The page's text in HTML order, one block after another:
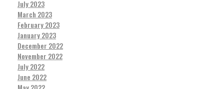
July 2023
March 2023
February 2023
January 2023
December 2022
November 2022
July 2022
June 2022